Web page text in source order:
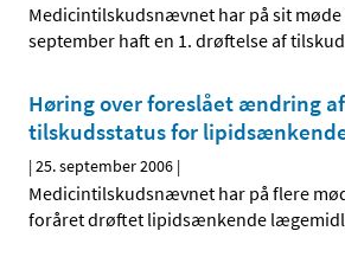
Medicintilskudsnævnet har på sit møde
september haft en 1. drøftelse af
Høring over foreslået ændring af
tilskudsstatus for
|25. september 2006 |
Medicintilskudsnævnet har på flere
foråret drøftet lipidsænkende